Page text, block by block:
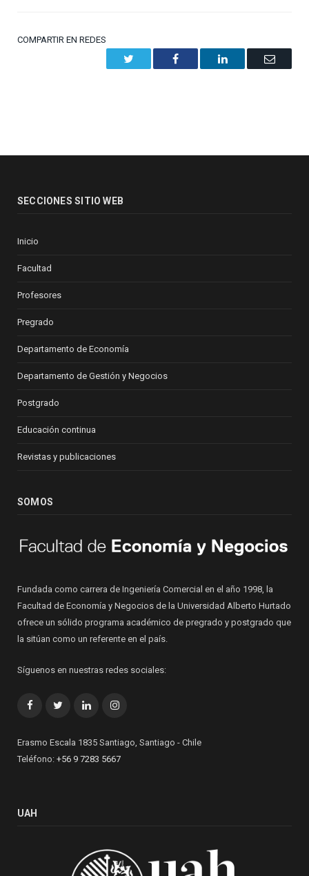
COMPARTIR EN REDES
Facebook LinkedIn Email
SECCIONES SITIO WEB
Inicio
Facultad
Profesores
Pregrado
Departamento de Economía
Departamento de Gestión y Negocios
Postgrado
Educación continua
Revistas y publicaciones
SOMOS
Fundada como carrera de Ingeniería Comercial en el año 1998, la
Facultad de Economía y Negocios de la Universidad Alberto Hurtado
ofrece un sólido programa académico de pregrado y postgrado que
la sitúan como un referente en el país.
Síguenos en nuestras redes sociales:
FacebookTwitterLinkedInInstagram
Erasmo Escala 1835 Santiago, Santiago - Chile
Teléfono: +56 9 7283 5667
UAH